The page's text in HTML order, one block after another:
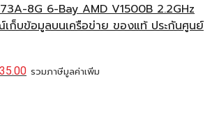
8G 6-Bay AMD V1500B 2.2GHz
ก็บข้อมูลบนเครือข่าย ของแท้ ประกันศูนย์
รวมภาษีมูลค่าเพิ่ม